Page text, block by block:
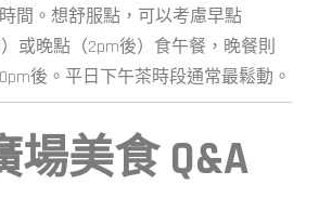
間。想舒服點，可以考慮早點
）或晚點（2pm後）食午餐，晚餐則
後。平日下午茶時段通常最鬆動。
場美食 Q&A